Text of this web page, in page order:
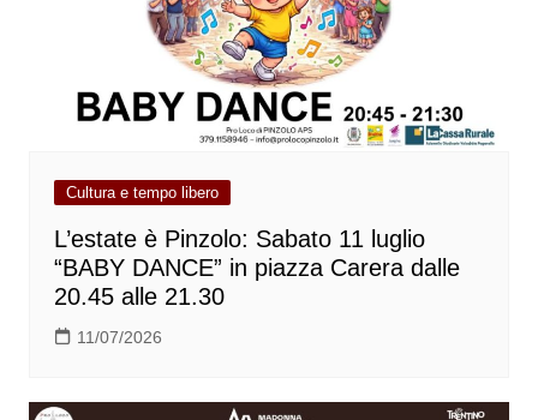
Cultura e tempo libero
L’estate è Pinzolo: Sabato 11 luglio
“BABY DANCE” in piazza Carera dalle
20.45 alle 21.30
11/07/2026